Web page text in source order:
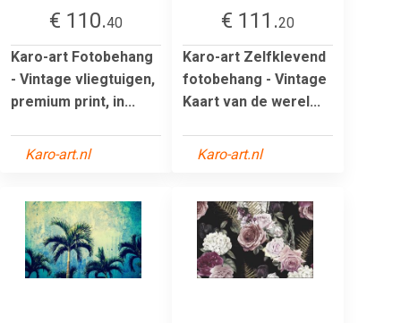
€ 110.40
Karo-art Fotobehang
- Vintage vliegtuigen,
premium print, in...
Karo-art.nl
€ 111.20
Karo-art Zelfklevend
fotobehang - Vintage
Kaart van de werel...
Karo-art.nl